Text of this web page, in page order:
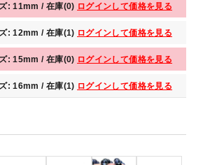
: 11mm / 在庫(0) ログインして価格を見る
: 12mm / 在庫(1) ログインして価格を見る
: 15mm / 在庫(0) ログインして価格を見る
: 16mm / 在庫(1) ログインして価格を見る